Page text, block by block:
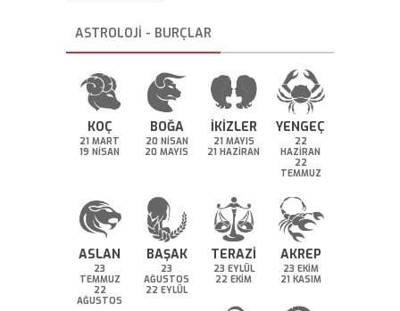
ASTROLOJİ - BURÇLAR
KOÇ
21 MART
19 NİSAN
BOĞA
20 NİSAN
20 MAYIS
İKİZLER
21 MAYIS
21 HAZİRAN
YENGEÇ
22
HAZİRAN
22
TEMMUZ
ASLAN
23
TEMMUZ
22
AĞUSTOS
BAŞAK
23
AĞUSTOS
22 EYLÜL
TERAZİ
23 EYLÜL
22 EKİM
AKREP
23 EKİM
21 KASIM